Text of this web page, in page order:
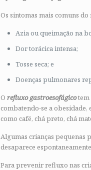
Os sintomas mais comuns
Azia ou queimação na
Dor torácica intensa;
Tosse seca; e
Doenças pulmonares
O refluxo gastroesofágicotem
combatendo-se a
como café, chá preto, chá
Algumas crianças pequenas
desaparece
Para prevenir refluxo nas